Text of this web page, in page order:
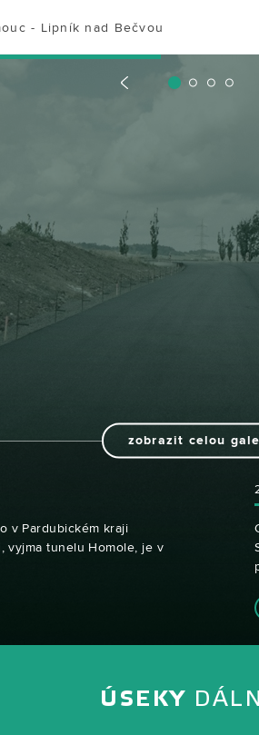
- Lipník nad Bečvou
zobrazit celou
v Pardubickém kraji
vyjma tunelu Homole, je v
ÚSEKY